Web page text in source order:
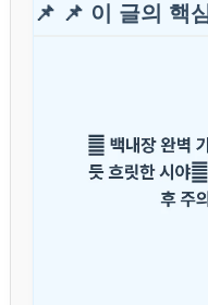
📌 📌 이 글의 핵